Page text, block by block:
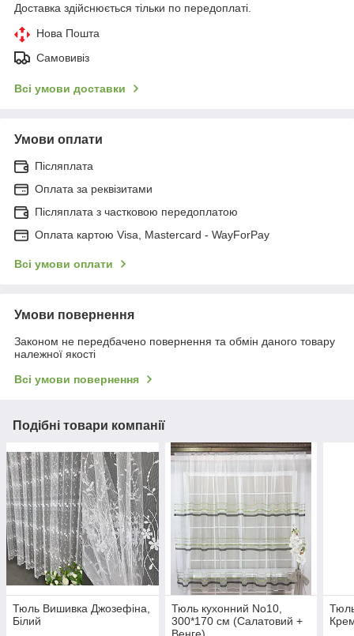
Доставка здійснюється тільки по передоплаті.
Нова Пошта
Самовивіз
Всі умови доставки
Умови оплати
Післяплата
Оплата за реквізитами
Післяплата з частковою передоплатою
Оплата картою Visa, Mastercard - WayForPay
Всі умови оплати
Умови повернення
Законом не передбачено повернення та обмін даного товару
належної якості
Всі умови повернення
Подібні товари компанії
Тюль Вишивка Джозефіна,
Білий
Тюль кухонний No10,
300*170 см (Салатовий +
Венге)